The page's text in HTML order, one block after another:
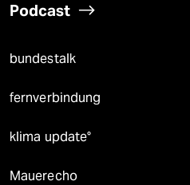
Podcast
bundestalk
fernverbindung
klima update°
Mauerecho